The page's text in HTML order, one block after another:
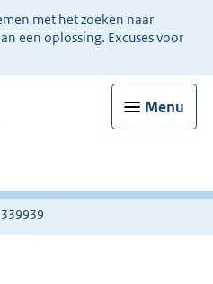
met het zoeken naar
een oplossing. Excuses voor
Menu